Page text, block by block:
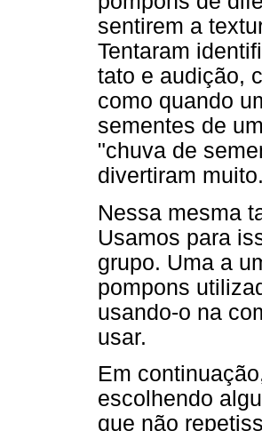
sentirem a
Tentaram
tato e audição,
como quando
sementes de
"chuva de
divertiram muito.
Nessa mesma
Usamos para
grupo. Uma a
pompons
usando-o na
usar.
Em
escolhendo
que não